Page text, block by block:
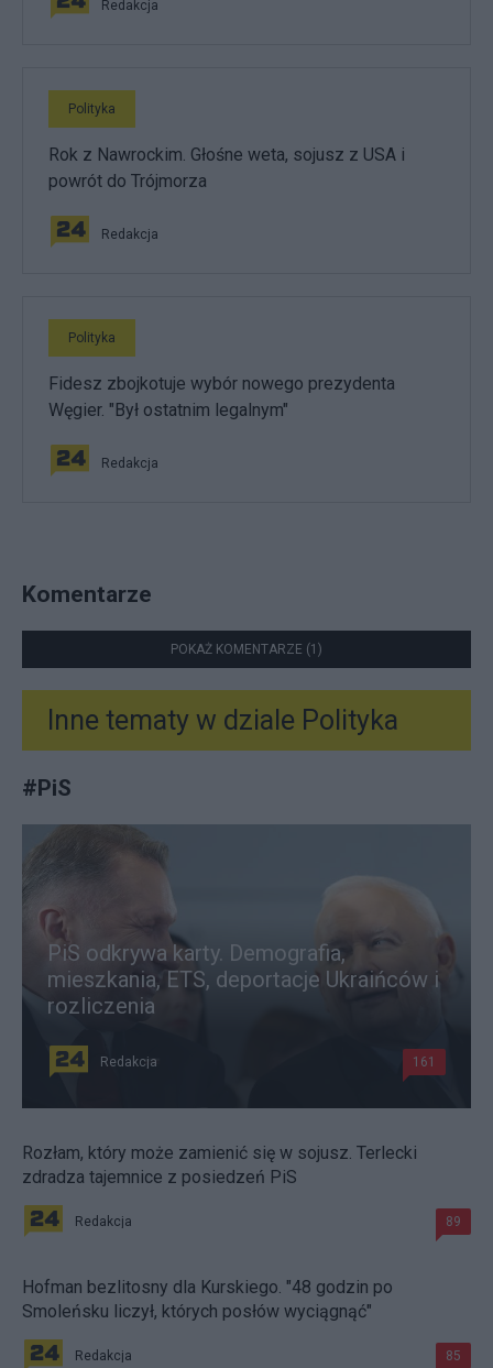
Redakcja
Polityka
Rok z Nawrockim. Głośne weta, sojusz z USA i
powrót do Trójmorza
Redakcja
Polityka
Fidesz zbojkotuje wybór nowego prezydenta
Węgier. "Był ostatnim legalnym"
Redakcja
Komentarze
POKAŻ KOMENTARZE (1)
Inne tematy w dziale Polityka
#PiS
PiS odkrywa karty. Demografia,
mieszkania, ETS, deportacje Ukraińców i
rozliczenia
Redakcja 161
Rozłam, który może zamienić się w sojusz. Terlecki
zdradza tajemnice z posiedzeń PiS
Redakcja 89
Hofman bezlitosny dla Kurskiego. "48 godzin po
Smoleńsku liczył, których posłów wyciągnąć"
Redakcja 85